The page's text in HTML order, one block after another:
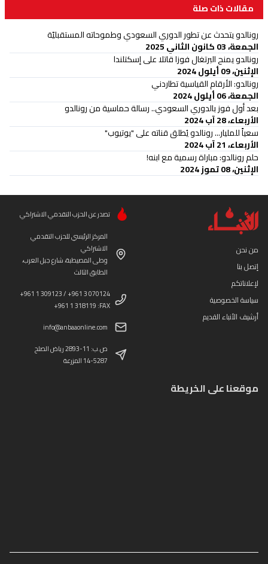
مقالات ذات صلة
رونالدو يتحدث عن تطور الدوري السعودي وطموحاته المستقبليّة
الجمعة، 03 كانون الثاني 2025
رونالدو يمنح البرتغال فوزا قاتلا على إسكتلندا
الإثنين، 09 أيلول 2024
رونالدو: الأرقام القياسية تطاردني
الجمعة، 06 أيلول 2024
بعد أول فوز بالدوري السعودي.. رسالة حماسية من رونالدو
الأربعاء، 28 آب 2024
سعياً للمليار... رونالدو يُطلق قناته على "يوتيوب"
الأربعاء، 21 آب 2024
حلم رونالدو: مباراة رسمية مع ابنه!
الإثنين، 08 تموز 2024
من نحن
إتصل بنا
لإعلاناتكم
سياسة الخصوصية
أرشيف الأنباء القديم
تصدر عن الحزب التقدمي الاشتراكي
المركز الرئيسي للحزب التقدمي
الاشتراكي
وطى المصيطبة، شارع جبل العرب،
الطابق الثالث
+961 1 309123 / +961 3 070124
+961 1 318119 :FAX
info@anbaaonline.com
ص.ب: 11-2893 رياض الصلح
14-5287 المزرعة
موقعنا على الخريطة